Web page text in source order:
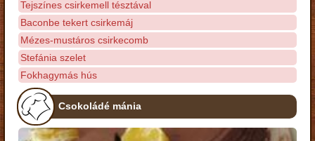
Tejszínes csirkemell tésztával
Baconbe tekert csirkemáj
Mézes-mustáros csirkecomb
Stefánia szelet
Fokhagymás hús
Csokoládé mánia